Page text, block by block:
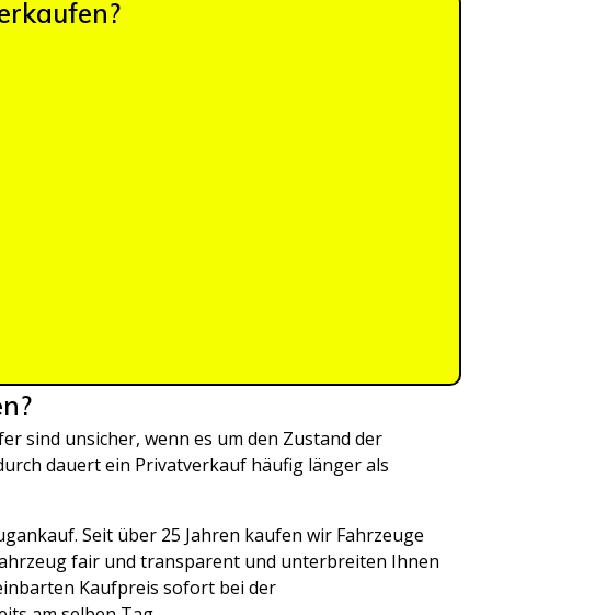
sind unsicher, wenn es um den Zustand der
dauert ein Privatverkauf häufig länger als
Seit über 25 Jahren kaufen wir Fahrzeuge
fair und transparent und unterbreiten Ihnen
Kaufpreis sofort bei der